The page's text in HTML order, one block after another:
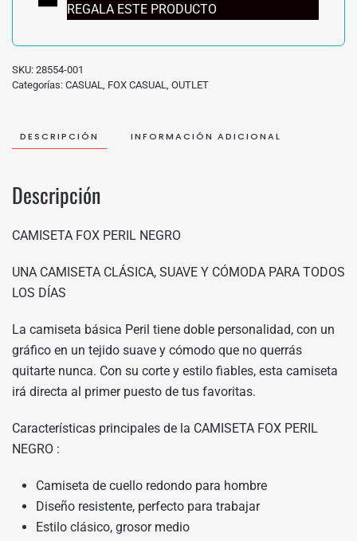
REGALA ESTE PRODUCTO
SKU: 28554-001
Categorías: CASUAL, FOX CASUAL, OUTLET
DESCRIPCIÓN INFORMACIÓN ADICIONAL
Descripción
CAMISETA FOX PERIL NEGRO
UNA CAMISETA CLÁSICA, SUAVE Y CÓMODA PARA TODOS
LOS DÍAS
La camiseta básica Peril tiene doble personalidad, con un
gráfico en un tejido suave y cómodo que no querrás
quitarte nunca. Con su corte y estilo fiables, esta camiseta
irá directa al primer puesto de tus favoritas.
Características principales de la CAMISETA FOX PERIL
NEGRO :
Camiseta de cuello redondo para hombre
Diseño resistente, perfecto para trabajar
Estilo clásico, grosor medio